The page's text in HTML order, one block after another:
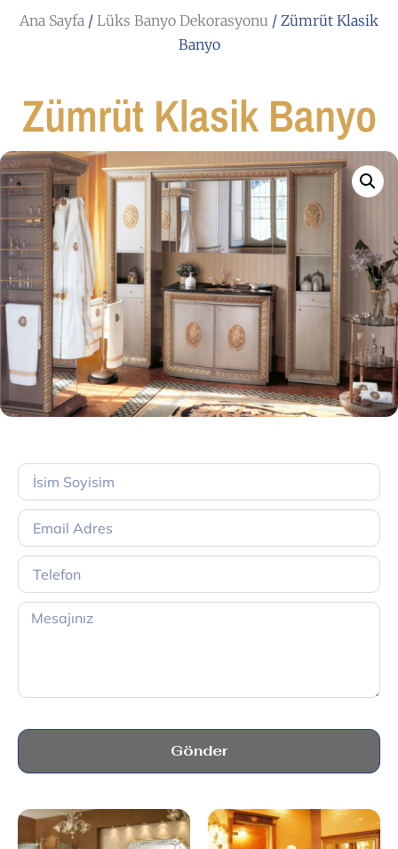
Ana Sayfa / Lüks Banyo Dekorasyonu / Zümrüt Klasik
Banyo
Zümrüt Klasik Banyo
Gönder